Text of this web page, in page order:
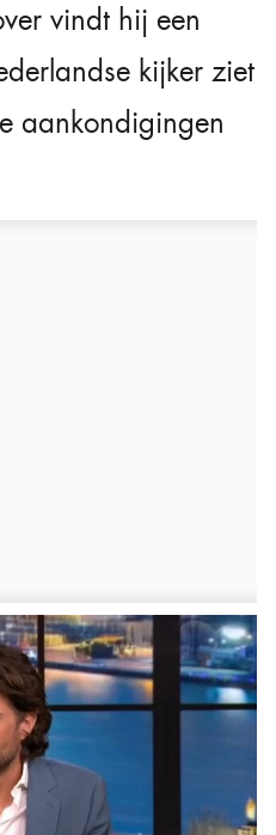
vindt hij een
kijker ziet
aankondigingen